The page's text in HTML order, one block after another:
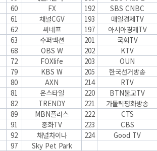
60 FX 192
SBS CNBC
61 채널CGV 193
매일경제TV
62 씨네프 197
아시아경제TV
63 수퍼액션 201
국회TV
68 OBS W 202
KTV
72 FOXlife 203
OUN
79 KBS W 205
한국선거방송
80 AXN 214
RTV
81 온스타일 220
BTN불교TV
82 TRENDY 221
가톨릭평화방송
89 MBN플러스 222
CTS
91 중화TV 223
CBS
92 채널차이나 224
Good TV
97 Sky Pet Park